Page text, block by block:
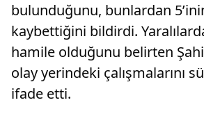
bulunduğunu, bunlardan
kaybettiğini bildirdi.
hamile olduğunu belirten
olay yerindeki çalışmalarını
ifade etti.